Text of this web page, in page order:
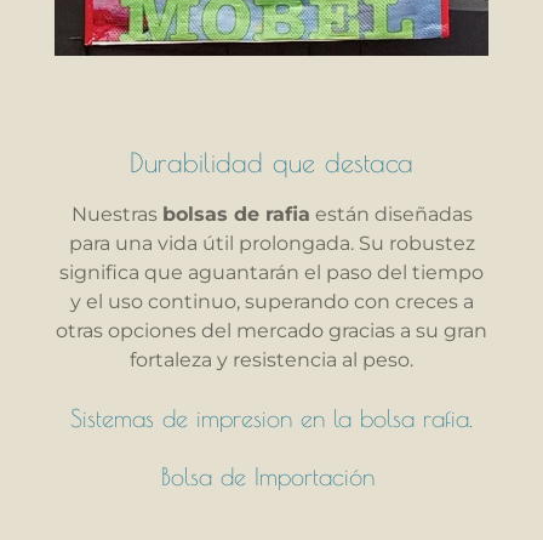
Durabilidad que destaca
Nuestras bolsas de rafia están diseñadas
para una vida útil prolongada. Su robustez
significa que aguantarán el paso del tiempo
y el uso continuo, superando con creces a
otras opciones del mercado gracias a su gran
fortaleza y resistencia al peso.
Sistemas de impresion en la bolsa rafia.
Bolsa de Importación